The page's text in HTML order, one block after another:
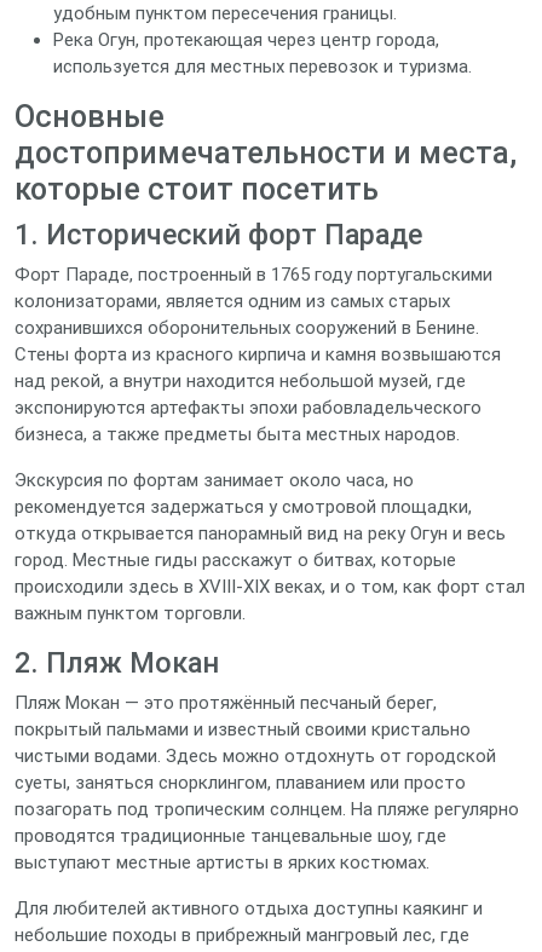
удобным пунктом пересечения границы.
Река Огун, протекающая через центр города,
используется для местных перевозок и туризма.
Основные
достопримечательности и места,
которые стоит посетить
1. Исторический форт Параде
Форт Параде, построенный в 1765 году португальскими
колонизаторами, является одним из самых старых
сохранившихся оборонительных сооружений в Бенине.
Стены форта из красного кирпича и камня возвышаются
над рекой, а внутри находится небольшой музей, где
экспонируются артефакты эпохи рабовладельческого
бизнеса, а также предметы быта местных народов.
Экскурсия по фортам занимает около часа, но
рекомендуется задержаться у смотровой площадки,
откуда открывается панорамный вид на реку Огун и весь
город. Местные гиды расскажут о битвах, которые
происходили здесь в XVIII‑XIX веках, и о том, как форт стал
важным пунктом торговли.
2. Пляж Мокан
Пляж Мокан — это протяжённый песчаный берег,
покрытый пальмами и известный своими кристально
чистыми водами. Здесь можно отдохнуть от городской
суеты, заняться снорклингом, плаванием или просто
позагорать под тропическим солнцем. На пляже регулярно
проводятся традиционные танцевальные шоу, где
выступают местные артисты в ярких костюмах.
Для любителей активного отдыха доступны каякинг и
небольшие походы в прибрежный мангровый лес, где